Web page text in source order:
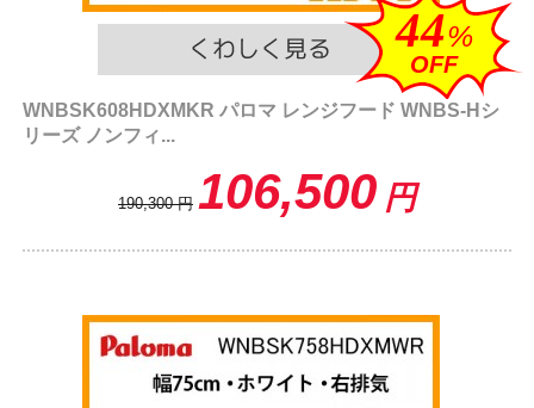
44%
OFF
WNBSK608HDXMKR パロマ レンジフード WNBS-Hシ
リーズ ノンフィ...
190,300 円 106,500 円